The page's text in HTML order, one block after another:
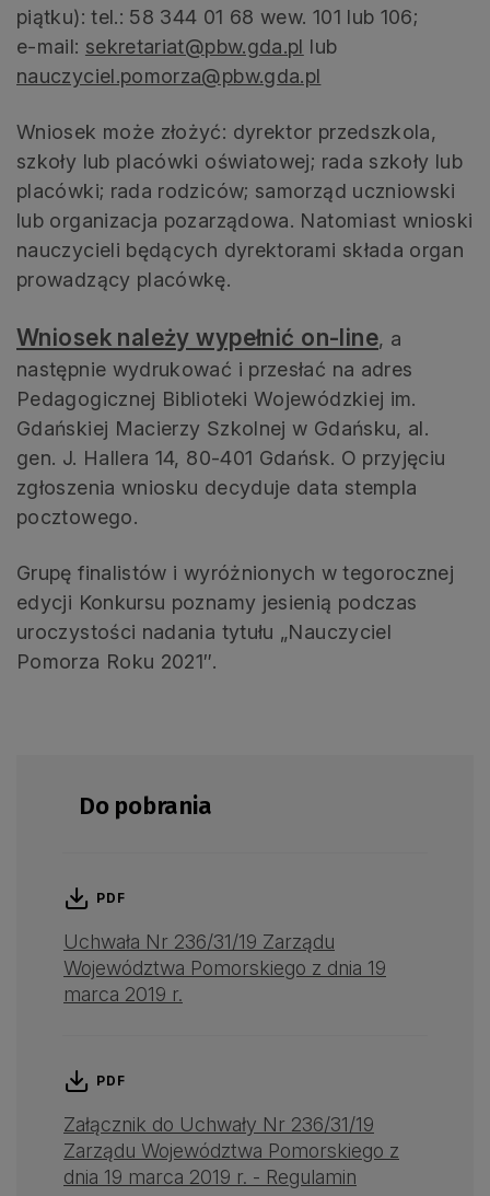
piątku): tel.: 58 344 01 68 wew. 101 lub 106;
e-mail: sekretariat@pbw.gda.pl lub
nauczyciel.pomorza@pbw.gda.pl
Wniosek może złożyć: dyrektor przedszkola,
szkoły lub placówki oświatowej; rada szkoły lub
placówki; rada rodziców; samorząd uczniowski
lub organizacja pozarządowa. Natomiast wnioski
nauczycieli będących dyrektorami składa organ
prowadzący placówkę.
Wniosek należy wypełnić on-line, a
następnie wydrukować i przesłać na adres
Pedagogicznej Biblioteki Wojewódzkiej im.
Gdańskiej Macierzy Szkolnej w Gdańsku, al.
gen. J. Hallera 14, 80-401 Gdańsk. O przyjęciu
zgłoszenia wniosku decyduje data stempla
pocztowego.
Grupę finalistów i wyróżnionych w tegorocznej
edycji Konkursu poznamy jesienią podczas
uroczystości nadania tytułu „Nauczyciel
Pomorza Roku 2021″.
Do pobrania
PDF
Uchwała Nr 236/31/19 Zarządu
Województwa Pomorskiego z dnia 19
marca 2019 r.
PDF
Załącznik do Uchwały Nr 236/31/19
Zarządu Województwa Pomorskiego z
dnia 19 marca 2019 r. - Regulamin